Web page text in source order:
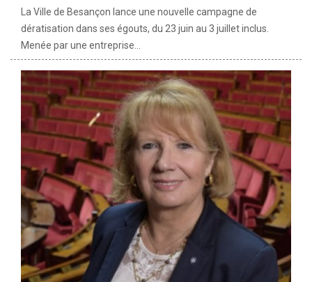
La Ville de Besançon lance une nouvelle campagne de
dératisation dans ses égouts, du 23 juin au 3 juillet inclus.
Menée par une entreprise...